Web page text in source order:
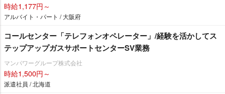
時給1,177円～
アルバイト・パート / 大阪府
コールセンター「テレフォンオペレーター」/経験を活かしてス
テップアップガスサポートセンターSV業務
マンパワーグループ株式会社
時給1,500円～
派遣社員 / 北海道